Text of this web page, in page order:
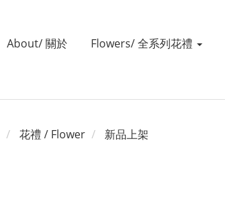
About/ 關於 Flowers/ 全系列花禮
花禮 / Flower 新品上架